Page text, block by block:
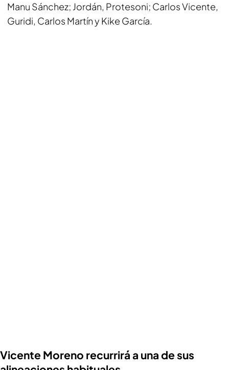
Manu Sánchez; Jordán, Protesoni; Carlos Vicente,
Guridi, Carlos Martín y Kike García.
Vicente Moreno recurrirá a una de sus